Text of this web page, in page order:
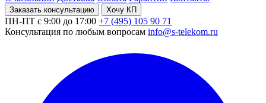
Заказать консультацию Хочу КП
ПН-ПТ с 9:00 до 17:00 +7 (495) 105 90 71
Консультация по любым вопросам info@s-telekom.ru